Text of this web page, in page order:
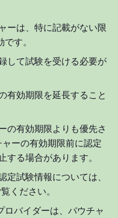
ーは、特に記載がない限
す。
して試験を受ける必要が
有効期限を延長すること
の有効期限よりも優先さ
ーの有効期限前に認定
する場合があります。
定試験情報については、
ください。
バイダーは、バウチャ